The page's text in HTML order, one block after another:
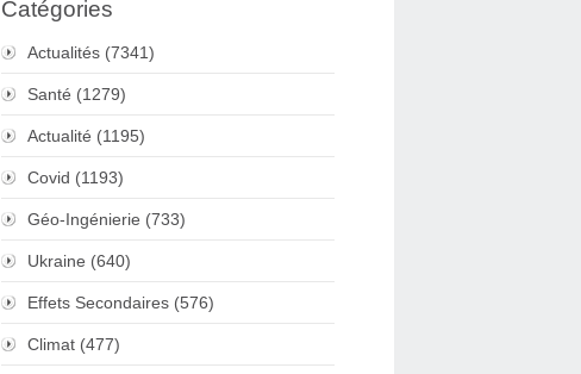
Catégories
Actualités (7341)
Santé (1279)
Actualité (1195)
Covid (1193)
Géo-Ingénierie (733)
Ukraine (640)
Effets Secondaires (576)
Climat (477)